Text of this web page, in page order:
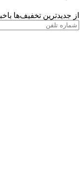
از جدیدترین تخفیف‌ها